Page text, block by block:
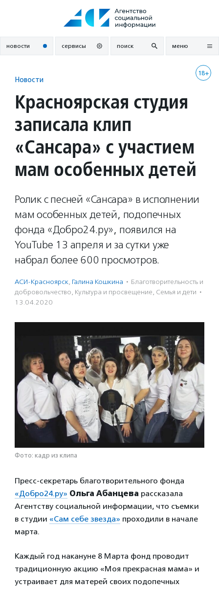
новости сервисы поиск меню
18+
Новости
Красноярская студия
записала клип
«Сансара» с участием
мам особенных детей
Ролик с песней «Сансара» в исполнении
мам особенных детей, подопечных
фонда «Добро24.ру», появился на
YouTube 13 апреля и за сутки уже
набрал более 600 просмотров.
АСИ-Красноярск, Галина Кошкина · Благотвори­тель­ность и
доброволь­чест­во, Культура и просвещение, Семья и дети ·
13.04.2020
Фото: кадр из клипа
Пресс-секретарь благотворительного фонда
«Добро24.ру» Ольга Абанцева рассказала
Агентству социальной информации, что съемки
в студии «Сам себе звезда» проходили в начале
марта.
Каждый год накануне 8 Марта фонд проводит
традиционную акцию «Моя прекрасная мама» и
устраивает для матерей своих подопечных